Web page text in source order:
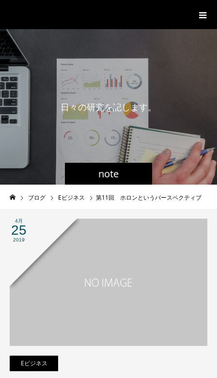
一般社団法人グローバル都市経営学
note
日々の研究を記します。
ブログ Eビジネス 第11回 ホロンというパースペクティブ
4月
25
2019
Eビジネス